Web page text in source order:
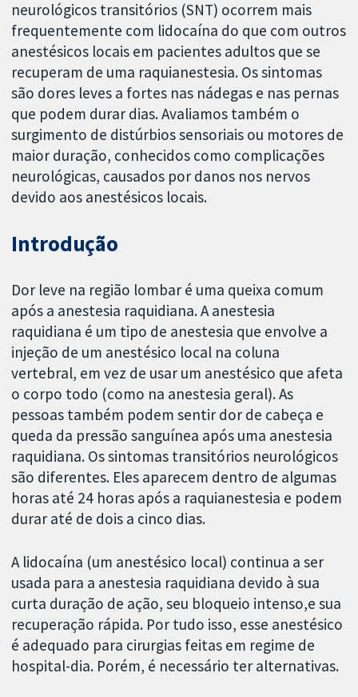
neurológicos transitórios (SNT) ocorrem mais
frequentemente com lidocaína do que com outros
anestésicos locais em pacientes adultos que se
recuperam de uma raquianestesia. Os sintomas
são dores leves a fortes nas nádegas e nas pernas
que podem durar dias. Avaliamos também o
surgimento de distúrbios sensoriais ou motores de
maior duração, conhecidos como complicações
neurológicas, causados por danos nos nervos
devido aos anestésicos locais.
Introdução
Dor leve na região lombar é uma queixa comum
após a anestesia raquidiana. A anestesia
raquidiana é um tipo de anestesia que envolve a
injeção de um anestésico local na coluna
vertebral, em vez de usar um anestésico que afeta
o corpo todo (como na anestesia geral). As
pessoas também podem sentir dor de cabeça e
queda da pressão sanguínea após uma anestesia
raquidiana. Os sintomas transitórios neurológicos
são diferentes. Eles aparecem dentro de algumas
horas até 24 horas após a raquianestesia e podem
durar até de dois a cinco dias.
A lidocaína (um anestésico local) continua a ser
usada para a anestesia raquidiana devido à sua
curta duração de ação, seu bloqueio intenso,e sua
recuperação rápida. Por tudo isso, esse anestésico
é adequado para cirurgias feitas em regime de
hospital-dia. Porém, é necessário ter alternativas.